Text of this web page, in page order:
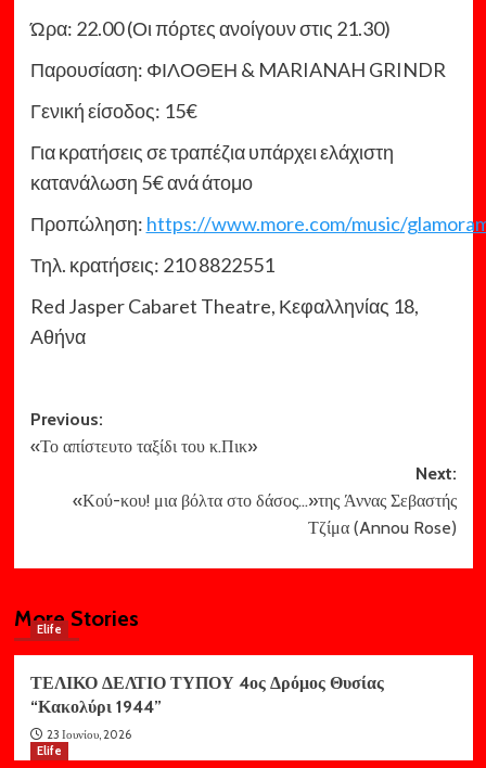
Ώρα: 22.00 (Οι πόρτες ανοίγουν στις 21.30)
Παρουσίαση: ΦΙΛΟΘΕΗ & MARIANAH GRINDR
Γενική είσοδος: 15€
Για κρατήσεις σε τραπέζια υπάρχει ελάχιστη
κατανάλωση 5€ ανά άτομο
Προπώληση: https://www.more.com/music/
Τηλ. κρατήσεις: 210 8822551
Red Jasper Cabaret Theatre, Κεφαλληνίας 18,
Αθήνα
Post
navigation
Previous:
«Το απίστευτο ταξίδι του κ.Πικ»
Next:
«Κού-κου! μια βόλτα στο δάσος…»της Άννας Σεβαστής
Τζίμα (Annou Rose)
More Stories
Elife
ΤΕΛΙΚΟ ΔΕΛΤΙΟ ΤΥΠΟΥ 4ος Δρόμος Θυσίας
“Κακολύρι 1944”
23 Ιουνίου, 2026
Elife